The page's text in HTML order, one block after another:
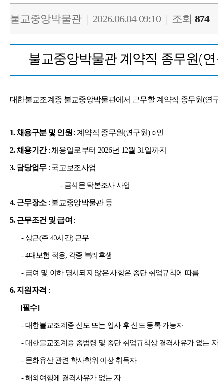
불교중앙박물관 2026.06.04 09:10 조회 874
불교중앙박물관 계약직 종무원(
대한불교조계종 불교중앙박물관에서 근무할 계약직 종무원(연
1.채용구분 및 인원 :계약직 종무원(연구원)○인
2.채용기간 : 채용일로부터 2026년 12월31 일까지
3. 담당업무 : 국고보조사업
- 금석문 탁본조사 사업
4. 근무장소 : 불교중앙박물관 등
5. 근무조건 및 급여 :
-상근(주 40시간) 근무
- 4대보험 적용, 각종 복리후생
- 급여 및 이하 명시되지 않은 사항은 종단 취업규칙에 따름
6. 지원자격 :
[필수]
-대한불교조계종 신도 또는 입사 후 신도 등록 가능자
-대한불교조계종 종법령 및 종단 취업규칙상 결격사유가 없는 자
- 문화유산 관련 학사학위 이상 취득자
-해외여행에 결격사유가 없는 자